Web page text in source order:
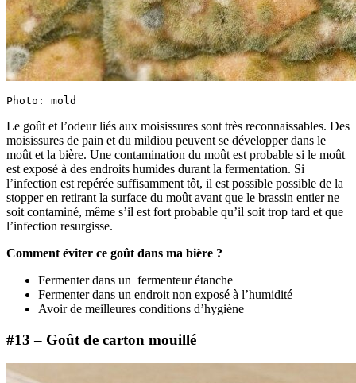
Photo: mold
Le goût et l’odeur liés aux moisissures sont très reconnaissables. Des
moisissures de pain et du mildiou peuvent se développer dans le
moût et la bière. Une contamination du moût est probable si le moût
est exposé à des endroits humides durant la fermentation. Si
l’infection est repérée suffisamment tôt, il est possible possible de la
stopper en retirant la surface du moût avant que le brassin entier ne
soit contaminé, même s’il est fort probable qu’il soit trop tard et que
l’infection resurgisse.
Comment éviter ce goût dans ma bière ?
Fermenter dans un fermenteur étanche
Fermenter dans un endroit non exposé à l’humidité
Avoir de meilleures conditions d’hygiène
#13 – Goût de carton mouillé